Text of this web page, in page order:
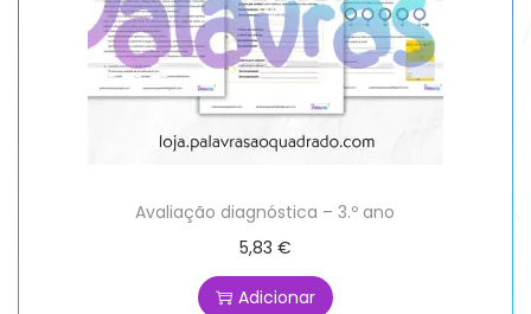
Avaliação diagnóstica – 3.º ano
5,83 €
Adicionar